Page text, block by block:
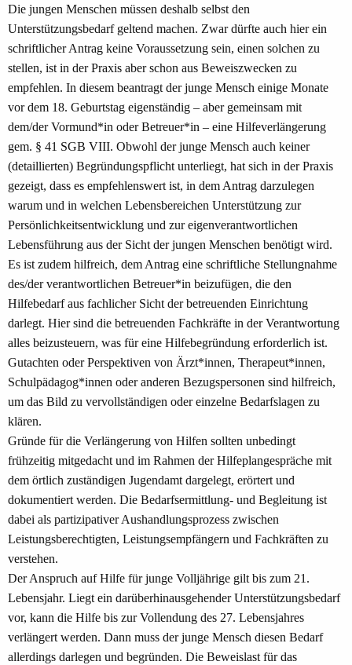
Die jungen Menschen müssen deshalb selbst den
Unterstützungsbedarf geltend machen. Zwar dürfte auch hier ein
schriftlicher Antrag keine Voraussetzung sein, einen solchen zu
stellen, ist in der Praxis aber schon aus Beweiszwecken zu
empfehlen. In diesem beantragt der junge Mensch einige Monate
vor dem 18. Geburtstag eigenständig – aber gemeinsam mit
dem/der Vormund*in oder Betreuer*in – eine Hilfeverlängerung
gem. § 41 SGB VIII. Obwohl der junge Mensch auch keiner
(detaillierten) Begründungspflicht unterliegt, hat sich in der Praxis
gezeigt, dass es empfehlenswert ist, in dem Antrag darzulegen
warum und in welchen Lebensbereichen Unterstützung zur
Persönlichkeitsentwicklung und zur eigenverantwortlichen
Lebensführung aus der Sicht der jungen Menschen benötigt wird.
Es ist zudem hilfreich, dem Antrag eine schriftliche Stellungnahme
des/der verantwortlichen Betreuer*in beizufügen, die den
Hilfebedarf aus fachlicher Sicht der betreuenden Einrichtung
darlegt. Hier sind die betreuenden Fachkräfte in der Verantwortung
alles beizusteuern, was für eine Hilfebegründung erforderlich ist.
Gutachten oder Perspektiven von Ärzt*innen, Therapeut*innen,
Schulpädagog*innen oder anderen Bezugspersonen sind hilfreich,
um das Bild zu vervollständigen oder einzelne Bedarfslagen zu
klären.
Gründe für die Verlängerung von Hilfen sollten unbedingt
frühzeitig mitgedacht und im Rahmen der Hilfeplangespräche mit
dem örtlich zuständigen Jugendamt dargelegt, erörtert und
dokumentiert werden. Die Bedarfsermittlung- und Begleitung ist
dabei als partizipativer Aushandlungsprozess zwischen
Leistungsberechtigten, Leistungsempfängern und Fachkräften zu
verstehen.
Der Anspruch auf Hilfe für junge Volljährige gilt bis zum 21.
Lebensjahr. Liegt ein darüberhinausgehender Unterstützungsbedarf
vor, kann die Hilfe bis zur Vollendung des 27. Lebensjahres
verlängert werden. Dann muss der junge Mensch diesen Bedarf
allerdings darlegen und begründen. Die Beweislast für das